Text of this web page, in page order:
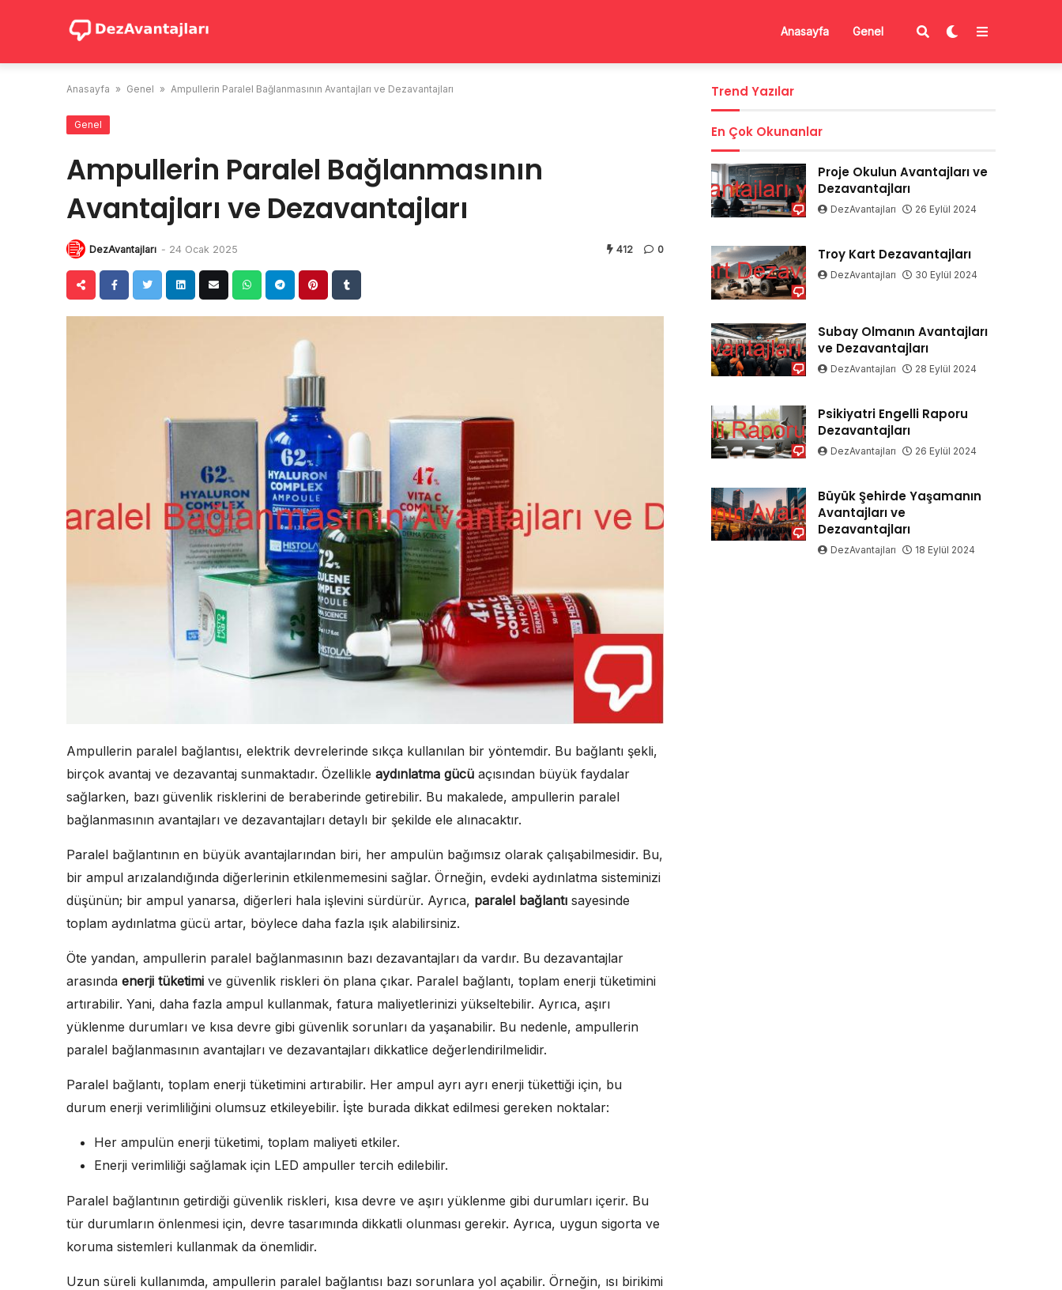
Anasayfa Genel
Anasayfa » Genel » Ampullerin Paralel Bağlanmasının Avantajları ve Dezavantajları
Genel
Ampullerin Paralel Bağlanmasının
Avantajları ve Dezavantajları
DezAvantajları - 24 Ocak 2025 412 0
Ampullerin paralel bağlantısı, elektrik devrelerinde sıkça kullanılan bir yöntemdir. Bu bağlantı şekli,
birçok avantaj ve dezavantaj sunmaktadır. Özellikle aydınlatma gücü açısından büyük faydalar
sağlarken, bazı güvenlik risklerini de beraberinde getirebilir. Bu makalede, ampullerin paralel
bağlanmasının avantajları ve dezavantajları detaylı bir şekilde ele alınacaktır.
Paralel bağlantının en büyük avantajlarından biri, her ampulün bağımsız olarak çalışabilmesidir. Bu,
bir ampul arızalandığında diğerlerinin etkilenmemesini sağlar. Örneğin, evdeki aydınlatma sisteminizi
düşünün; bir ampul yanarsa, diğerleri hala işlevini sürdürür. Ayrıca, paralel bağlantı sayesinde
toplam aydınlatma gücü artar, böylece daha fazla ışık alabilirsiniz.
Öte yandan, ampullerin paralel bağlanmasının bazı dezavantajları da vardır. Bu dezavantajlar
arasında enerji tüketimi ve güvenlik riskleri ön plana çıkar. Paralel bağlantı, toplam enerji tüketimini
artırabilir. Yani, daha fazla ampul kullanmak, fatura maliyetlerinizi yükseltebilir. Ayrıca, aşırı
yüklenme durumları ve kısa devre gibi güvenlik sorunları da yaşanabilir. Bu nedenle, ampullerin
paralel bağlanmasının avantajları ve dezavantajları dikkatlice değerlendirilmelidir.
Paralel bağlantı, toplam enerji tüketimini artırabilir. Her ampul ayrı ayrı enerji tükettiği için, bu
durum enerji verimliliğini olumsuz etkileyebilir. İşte burada dikkat edilmesi gereken noktalar:
Her ampulün enerji tüketimi, toplam maliyeti etkiler.
Enerji verimliliği sağlamak için LED ampuller tercih edilebilir.
Paralel bağlantının getirdiği güvenlik riskleri, kısa devre ve aşırı yüklenme gibi durumları içerir. Bu
tür durumların önlenmesi için, devre tasarımında dikkatli olunması gerekir. Ayrıca, uygun sigorta ve
koruma sistemleri kullanmak da önemlidir.
Uzun süreli kullanımda, ampullerin paralel bağlantısı bazı sorunlara yol açabilir. Örneğin, ısı birikimi
Trend Yazılar
En Çok Okunanlar
Proje Okulun Avantajları ve
Dezavantajları
DezAvantajları 26 Eylül 2024
Troy Kart Dezavantajları
DezAvantajları 30 Eylül 2024
Subay Olmanın Avantajları
ve Dezavantajları
DezAvantajları 28 Eylül 2024
Psikiyatri Engelli Raporu
Dezavantajları
DezAvantajları 26 Eylül 2024
Büyük Şehirde Yaşamanın
Avantajları ve
Dezavantajları
DezAvantajları 18 Eylül 2024